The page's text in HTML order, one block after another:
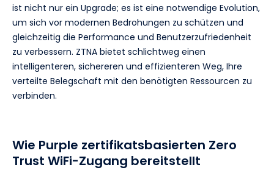
ist nicht nur ein Upgrade; es ist eine notwendige Evolution,
um sich vor modernen Bedrohungen zu schützen und
gleichzeitig die Performance und Benutzerzufriedenheit
zu verbessern. ZTNA bietet schlichtweg einen
intelligenteren, sichereren und effizienteren Weg, Ihre
verteilte Belegschaft mit den benötigten Ressourcen zu
verbinden.
Wie Purple zertifikatsbasierten Zero
Trust WiFi-Zugang bereitstellt